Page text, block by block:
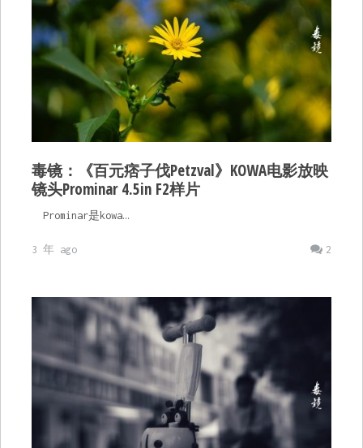
毒镜：《百元痞子伐Petzval》KOWA电影放映
镜头Prominar 4.5in F2样片
Prominar是kowa…
2
3 年 ago